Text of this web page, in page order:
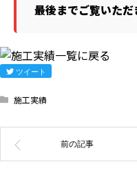
最後までご覧いただ
ツイート
施工実績